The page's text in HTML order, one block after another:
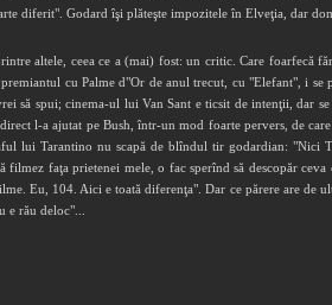
diferit". Godard îşi plăteşte impozitele în Elveţia, dar
altele, ceea ce a (mai) fost: un critic. Care foarfecă
premiantul cu Palme d"Or de anul trecut, cu "Elefant", i
să spui; cinema-ul lui Van Sant e ticsit de intenţii,
l-a ajutat pe Bush, într-un mod foarte pervers, de
lui Tarantino nu scapă de blîndul tir godardian: "Nici
filmez faţa prietenei mele, o fac sperînd să descopăr
Eu, 104. Aici e toată diferenţa". Dar ce părere are
e rău deloc"...